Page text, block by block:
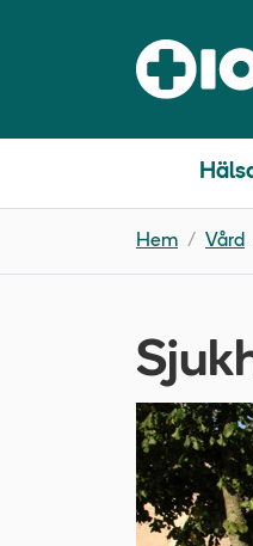
Hem Vård